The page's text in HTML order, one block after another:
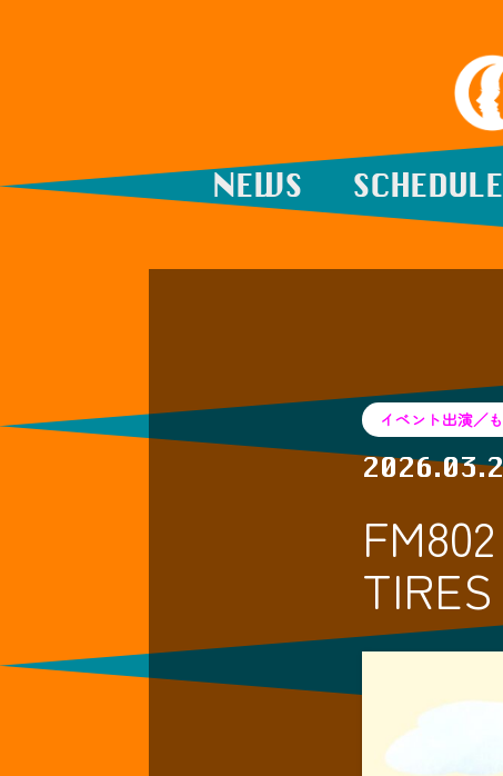
NEWS SCHEDULE
イベント出演／